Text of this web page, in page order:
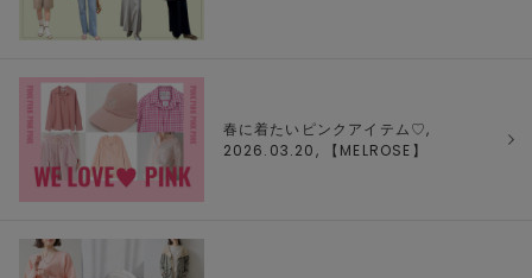
春に着たいピンクアイテム♡,
2026.03.20, 【 MELROSE 】